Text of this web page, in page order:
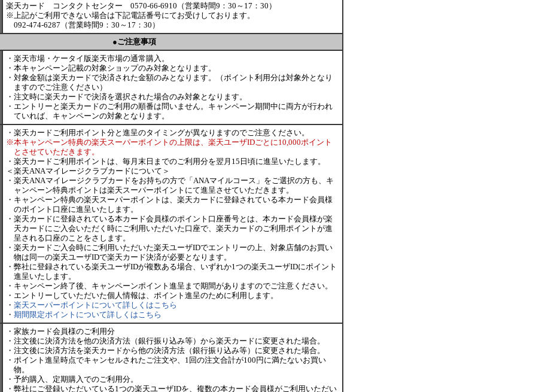
楽天カード コンタクトセンター 0570-66-6910（営業時間9：30～17：30）
※ 上記がご利用できない場合は下記電話番号にてお受けしております。
092-474-6287（営業時間9：30～17：30）
●ご注意事項
・ 楽天市場・ケータイ版楽天市場の通常購入。
・ 本キャンペーン記載の対象ショップのみ対象となります。
・ 対象金額は楽天カードで決済された金額のみとなります。（ポイント利用分は対象外となり
ますのでご注意ください）
・ 注文時に楽天カードで決済を選択された場合のみ対象となります。
・ エントリーと楽天カードのご利用の順番は問いません。キャンペーン期間中に両方が行われ
ていれば、キャンペーンの対象となります。
・ 楽天カードご利用ポイント分と進呈のタイミングが異なりますのでご注意ください。
※本キャンペーン特典の楽天スーパーポイントの上限は、楽天ユーザIDごとに10,000ポイント
とさせていただきます。
・ 楽天カードご利用ポイントは、毎月末日までのご利用分を翌月15日頃に進呈いたします。
＜楽天ANAマイレージクラブカードについて＞
・ 楽天ANAマイレージクラブカードをお持ちの方で「ANAマイルコース」をご選択の方も、キ
ャンペーン特典ポイントは楽天スーパーポイントにて進呈させていただきます。
・ キャンペーン特典の楽天スーパーポイントは、楽天カードに登録されている本カード会員様
のポイント口座に進呈いたします。
・ 楽天カードに登録されている本カード会員様のポイント口座番号とは、本カード会員様が楽
天カードにご入会いただく時にご利用いただいた口座で、楽天カードのご利用ポイントが進
呈される口座のことをさします。
・ 楽天カードご入会時にご利用いただいた楽天ユーザIDでエントリーの上、対象店舗のお買い
物は同一の楽天ユーザIDで楽天カード決済が必要となります。
・ 弊社に登録されている楽天ユーザIDが複数ある場合、いずれか1つの楽天ユーザIDにポイント
進呈いたします。
・ キャンペーン終了後、キャンペーンポイント進呈まで期間がありますのでご注意ください。
・ エントリーしていただいた個人情報は、ポイント進呈のために利用します。
・ 楽天スーパーポイントについて詳しくはこちら
・ 期間限定ポイントについて詳しくはこちら
・ 家族カード会員様のご利用分
・ 注文後に決済方法を他の決済方法（銀行振り込み等）から楽天カードに変更された場合。
・ 注文後に決済方法を楽天カードから他の決済方法（銀行振り込み等）に変更された場合。
・ ポイント進呈時点でキャンセルされたご注文や、1回の注文合計が100円に満たないお買い
物。
・ 予約購入、定期購入でのご利用分。
・ 弊社にご登録いただいている1つの楽天ユーザIDを、複数の本カード会員様がご利用いただい